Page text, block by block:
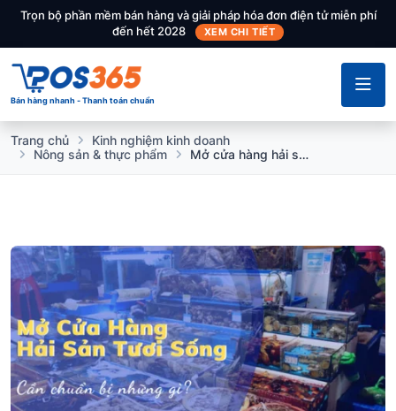
Trọn bộ phần mềm bán hàng và giải pháp hóa đơn điện tử miễn phí
đến hết 2028
XEM CHI TIẾT
Bán hàng nhanh - Thanh toán chuẩn
Trang chủ
Kinh nghiệm kinh doanh
Nông sản & thực phẩm
Mở cửa hàng hải sản tươi sống thì cần chuẩn bị những gì?